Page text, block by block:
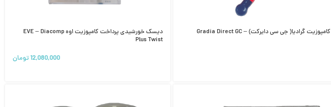
کامپوزیت گرادیا( جی سی دایرکت) – Gradia Direct GC
دیسک خورشیدی پرداخت کامپوزیت اوه EVE – Diacomp
Plus Twist
12,080,000تومان